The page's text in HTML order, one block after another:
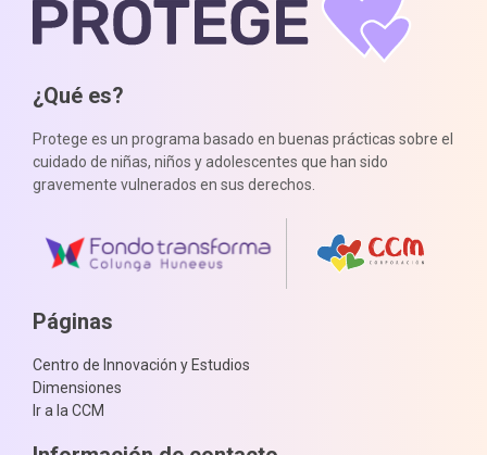
¿Qué es?
Protege es un programa basado en buenas prácticas sobre el
cuidado de niñas, niños y adolescentes que han sido
gravemente vulnerados en sus derechos.
Páginas
Centro de Innovación y Estudios
Dimensiones
Ir a la CCM